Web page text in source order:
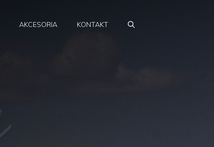
AKCESORIA KONTAKT